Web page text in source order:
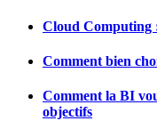
Cloud Computing
Comment bien
Comment la BI
objectifs